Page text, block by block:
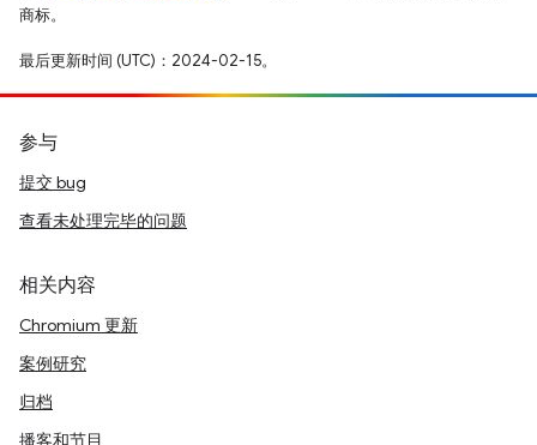
商标。
最后更新时间 (UTC)：2024-02-15。
参与
提交 bug
查看未处理完毕的问题
相关内容
Chromium 更新
案例研究
归档
播客和节目